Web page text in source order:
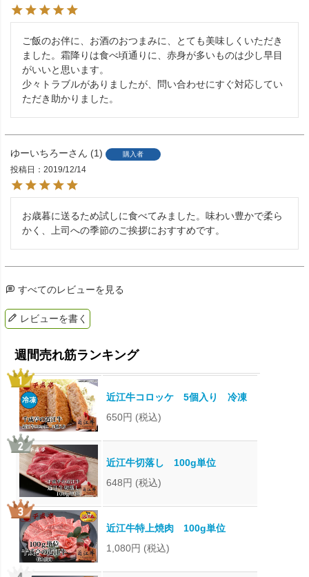
ご飯のお伴に、お酒のおつまみに、とても美味しくいただき
ました。霜降りは食べ頃通りに、赤身が多いものは少し早目
がいいと思います。
少々トラブルがありましたが、問い合わせにすぐ対応してい
ただき助かりました。
ゆーいちろー 1 購入者
投稿日 2019/12/14
お歳暮に送るため試しに食べてみました。味わい豊かで柔ら
かく、上司への季節のご挨拶におすすめです。
すべてのレビューを見る
レビューを書く
近江牛コロッケ 5個入り 冷凍
650円 (税込)
近江牛切落し 100g単位
648円 (税込)
近江牛特上焼肉 100g単位
1,080円 (税込)